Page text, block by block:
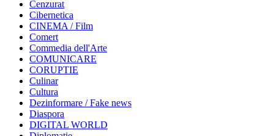
Cenzurat
Cibernetica
CINEMA / Film
Comert
Commedia dell'Arte
COMUNICARE
CORUPTIE
Culinar
Cultura
Dezinformare / Fake news
Diaspora
DIGITAL WORLD